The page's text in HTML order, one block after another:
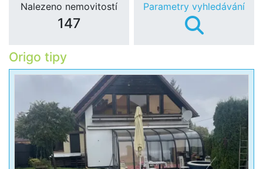
Nalezeno nemovitostí
147
Parametry vyhledávání
Origo tipy